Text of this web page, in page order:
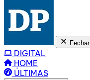
Fechar
DIGITAL
HOME
ÚLTIMAS